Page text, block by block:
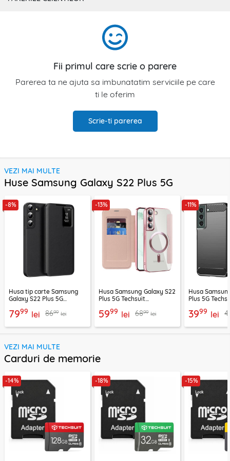
Fii primul care scrie o parere
Parerea ta ne ajuta sa imbunatatim serviciile pe care
ti le oferim
Scrie-ti parerea
VEZI MAI MULTE
Huse Samsung Galaxy S22 Plus 5G
-8%
Husa tip carte Samsung
Galaxy S22 Plus 5G
7999 lei 8699 lei
-13%
Husa Samsung Galaxy S22
Plus 5G Techsuit
5999 lei 6899 lei
-11%
Husa
Plus 5G
3999 lei
VEZI MAI MULTE
Carduri de memorie
-14% -18% -15%